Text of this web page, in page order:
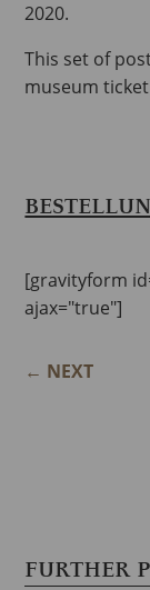
2020.
This set of
museum
[gravityform
ajax="true"]
← NEXT
FURTHER